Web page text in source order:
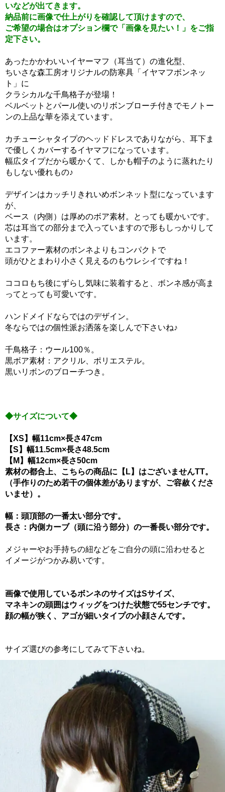
いなどが出てきます。
納品前に画像で仕上がりを確認して頂けますので、
ご希望の場合はオプション欄で「画像を見たい！」をご指
定下さい。
あったかかわいいイヤーマフ（耳当て）の進化型、
ちいさな森工房オリジナルの防寒具「イヤマフボンネッ
ト」に
クラシカルな千鳥格子が登場！
ベルベットとパール使いのリボンブローチ付きでモノトー
ンの上品な華を添えています。
カチューシャタイプのヘッドドレスでありながら、耳下ま
で優しくカバーするイヤマフになっています。
幅広タイプだから暖かくて、しかも帽子のように蒸れたり
もしない優れもの♪
デザインはカッチリきれいめボンネット型になっています
が、
ベース（内側）は厚めのボア素材。とっても暖かいです。
芯は耳当ての部分まで入っていますので形もしっかりして
います。
エコファー素材のボンネよりもコンパクトで
頭がひとまわり小さく見えるのもウレシイですね！
ココロもち後にずらし気味に装着すると、ボンネ感が高ま
ってとっても可愛いです。
ハンドメイドならではのデザイン。
冬ならではの個性派お洒落を楽しんで下さいね♪
千鳥格子：ウール100％。
黒ボア素材：アクリル、ポリエステル。
黒いリボンのブローチつき。
◆サイズについて◆
【XS】幅11cm×長さ47cm
【S】幅11.5cm×長さ48.5cm
【M】幅12cm×長さ50cm
素材の都合上、こちらの商品に【L】はございませんTT。
（手作りのため若干の個体差がありますが、ご容赦くださ
いませ）。
幅：頭頂部の一番太い部分です。
長さ：内側カーブ（頭に沿う部分）の一番長い部分です。
メジャーやお手持ちの紐などをご自分の頭に沿わせると
イメージがつかみ易いです。
画像で使用しているボンネのサイズはSサイズ、
マネキンの頭囲はウィッグをつけた状態で55センチです。
顔の幅が狭く、アゴが細いタイプの小顔さんです。
サイズ選びの参考にしてみて下さいね。